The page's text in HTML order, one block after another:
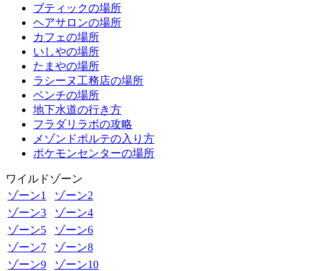
ブティックの場所
ヘアサロンの場所
カフェの場所
いしやの場所
たまやの場所
ラシーヌ工務店の場所
ベンチの場所
地下水道の行き方
フラダリラボの攻略
メゾンドポルテの入り方
ポケモンセンターの場所
ワイルドゾーン
ゾーン1
ゾーン2
ゾーン3
ゾーン4
ゾーン5
ゾーン6
ゾーン7
ゾーン8
ゾーン9
ゾーン10